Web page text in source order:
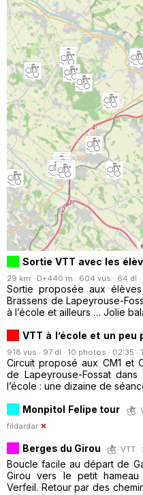
Sortie VTT avec les
29 km · D+440 m · 604 vus · 64 dl
Sortie proposée aux
Brassens de Lapeyrouse-
à l’école et ailleurs … Jolie
VTT à l’école et un peu
918 vus · 97 dl · 10 photos · 02:35 ·
Circuit proposé aux CM1 et
de Lapeyrouse-Fossat
l’école : une dizaine de
Monpitol Felipe tour
fildardar
Berges du Girou VTT ·
Boucle facile au départ de
Girou vers le petit
Verfeil. Retour par des